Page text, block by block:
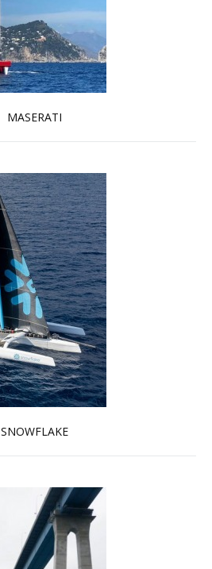
MASERATI
En savoir plus...
SNOWFLAKE
En savoir plus...